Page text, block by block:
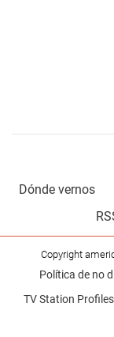
Dónde vernos
Copyright
Política de no
TV Station Profiles